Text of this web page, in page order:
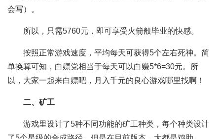
会写）。
所以，只需5760元，即可享受火箭般毕业的快感。
按照正常游戏速度，平均每天可获得5个左右死神。简
单换算可知，白嫖党相当于每天可以白赚5*6=30元。所
以，大家一起来白嫖吧，月入千元的良心游戏哪里找啊！
二、矿工
游戏里设计了5种不同功能的矿工种类，每个种类设计